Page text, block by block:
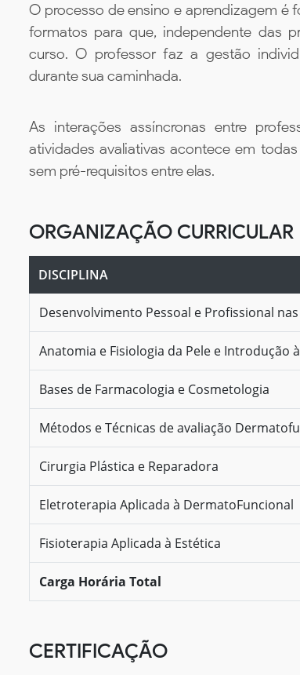
O processo de ensino e aprendizagem é
formatos para que, independente das
curso. O professor faz a gestão
durante sua caminhada.
As interações assíncronas entre
atividades avaliativas acontece em
sem pré-requisitos entre elas.
ORGANIZAÇÃO CURRICULAR
DISCIPLINA
Desenvolvimento Pessoal e Profissional
Anatomia e Fisiologia da Pele e Introdução
Bases de Farmacologia e Cosmetologia
Métodos e Técnicas de avaliação
Cirurgia Plástica e Reparadora
Eletroterapia Aplicada à DermatoFuncional
Fisioterapia Aplicada à Estética
Carga Horária Total
CERTIFICAÇÃO